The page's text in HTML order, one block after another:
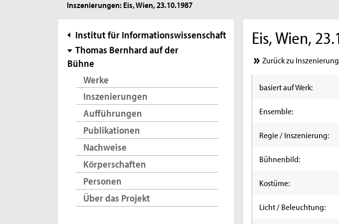
sind
Inszenierungen: Eis, Wien, 23.10.1987
Subnavigation
Institut für Informationswissenschaft
Thomas Bernhard auf der
Bühne
Werke
Inszenierungen
Aufführungen
Publikationen
Nachweise
Körperschaften
Personen
Über das Projekt
Eis, Wien,
Zurück zu
basiert auf Werk:
Ensemble:
Regie / Inszenierung:
Bühnenbild:
Kostüme:
Licht / Beleuchtung: